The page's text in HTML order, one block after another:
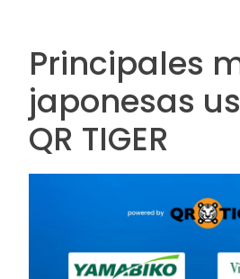
Principales
japonesas
QR TIGER